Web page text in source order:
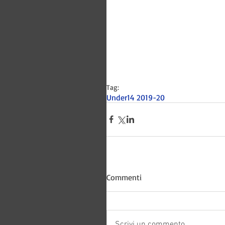
Tag:
Under14 2019-20
Commenti